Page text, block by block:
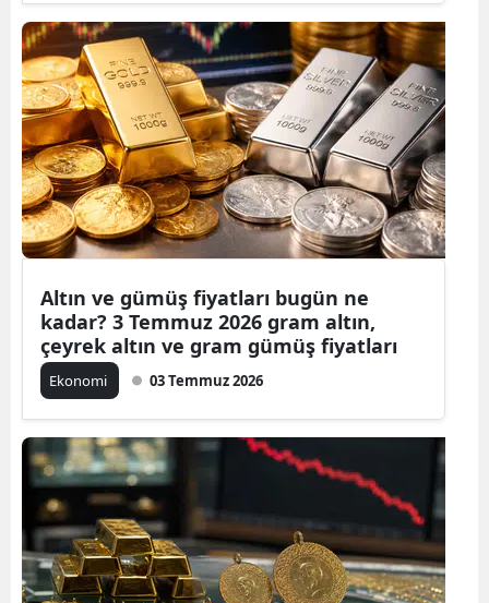
Altın ve gümüş fiyatları bugün ne
kadar? 3 Temmuz 2026 gram altın,
çeyrek altın ve gram gümüş fiyatları
Ekonomi 03 Temmuz 2026